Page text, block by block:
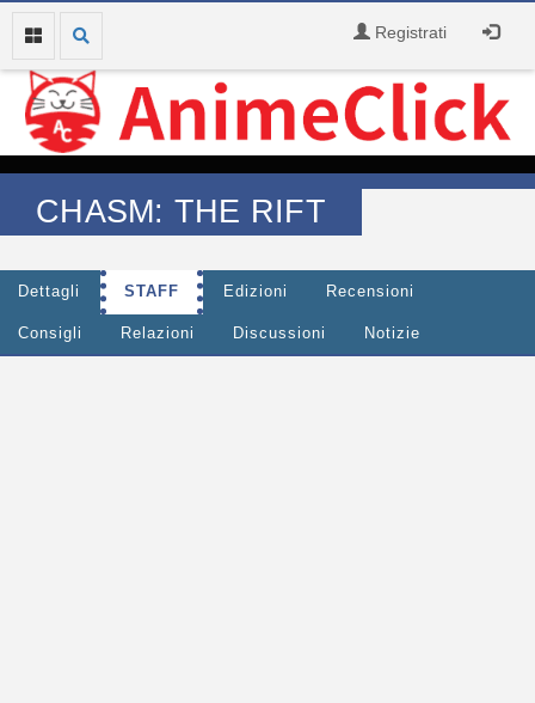
Registrati
CHASM: THE RIFT
Dettagli STAFF Edizioni Recensioni
Consigli Relazioni Discussioni Notizie